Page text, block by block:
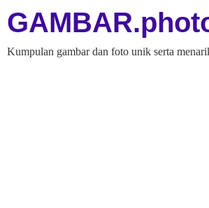
Kumpulan gambar dan foto unik serta